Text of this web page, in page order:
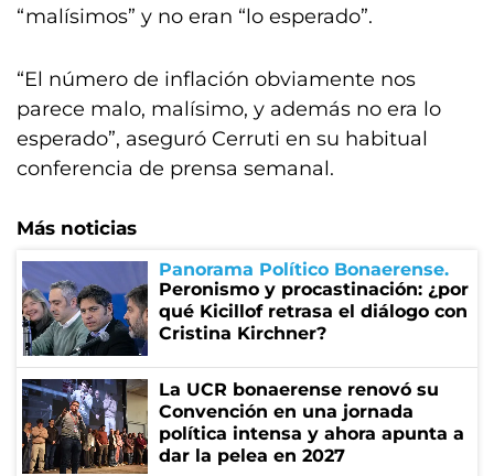
“malísimos” y no eran “lo esperado”.
“El número de inflación obviamente nos
parece malo, malísimo, y además no era lo
esperado”, aseguró Cerruti en su habitual
conferencia de prensa semanal.
Más noticias
Panorama Político Bonaerense
Peronismo y procastinación: ¿por
qué Kicillof retrasa el diálogo con
Cristina Kirchner?
La UCR bonaerense renovó su
Convención en una jornada
política intensa y ahora apunta a
dar la pelea en 2027